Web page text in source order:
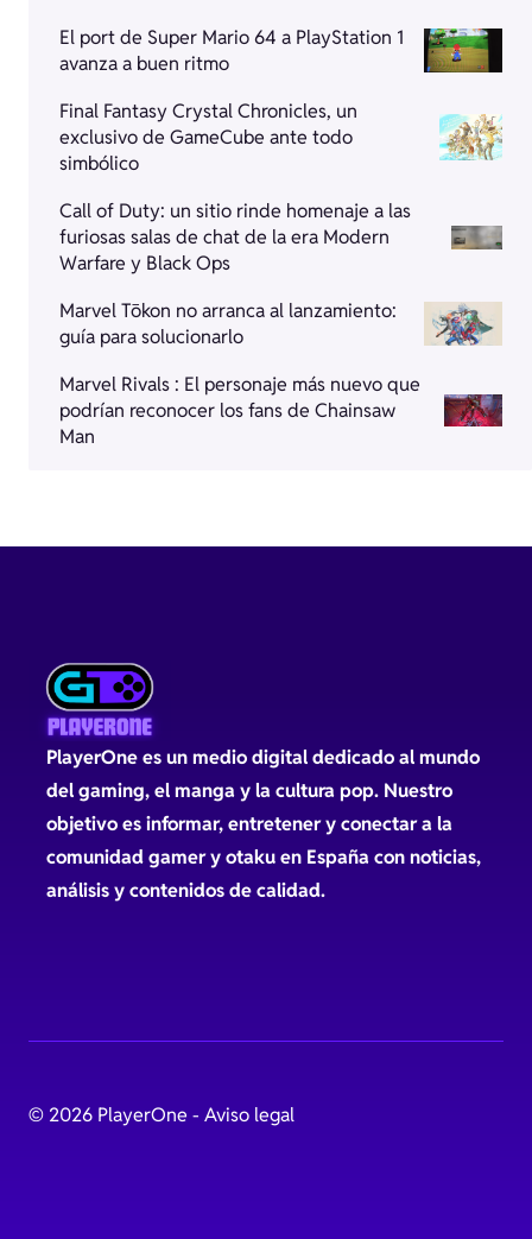
El port de Super Mario 64 a PlayStation 1
avanza a buen ritmo
Final Fantasy Crystal Chronicles, un
exclusivo de GameCube ante todo
simbólico
Call of Duty: un sitio rinde homenaje a las
furiosas salas de chat de la era Modern
Warfare y Black Ops
Marvel Tōkon no arranca al lanzamiento:
guía para solucionarlo
Marvel Rivals : El personaje más nuevo que
podrían reconocer los fans de Chainsaw
Man
PlayerOne es un medio digital dedicado al mundo
del gaming, el manga y la cultura pop. Nuestro
objetivo es informar, entretener y conectar a la
comunidad gamer y otaku en España con noticias,
análisis y contenidos de calidad.
© 2026 PlayerOne - Aviso legal